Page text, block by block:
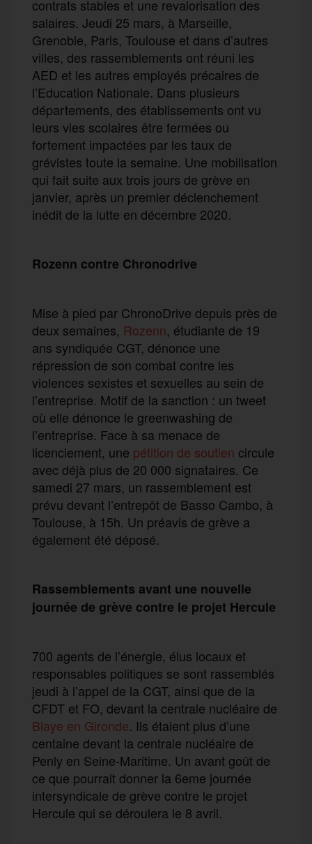
contrats stables et une revalorisation des
salaires. Jeudi 25 mars, à Marseille,
Grenoble, Paris, Toulouse et dans d’autres
villes, des rassemblements ont réuni les
AED et les autres employés précaires de
l’Education Nationale. Dans plusieurs
départements, des établissements ont vu
leurs vies scolaires être fermées ou
fortement impactées par les taux de
grévistes toute la semaine. Une mobilisation
qui fait suite aux trois jours de grève en
janvier, après un premier déclenchement
inédit de la lutte en décembre 2020.
Rozenn contre Chronodrive
Mise à pied par ChronoDrive depuis près de
deux semaines, Rozenn, étudiante de 19
ans syndiquée CGT, dénonce une
répression de son combat contre les
violences sexistes et sexuelles au sein de
l’entreprise. Motif de la sanction : un tweet
où elle dénonce le greenwashing de
l’entreprise. Face à sa menace de
licenciement, une pétition de soutien circule
avec déjà plus de 20 000 signataires. Ce
samedi 27 mars, un rassemblement est
prévu devant l’entrepôt de Basso Cambo, à
Toulouse, à 15h. Un préavis de grève a
également été déposé.
Rassemblements avant une nouvelle
journée de grève contre le projet Hercule
700 agents de l’énergie, élus locaux et
responsables politiques se sont rassemblés
jeudi à l’appel de la CGT, ainsi que de la
CFDT et FO, devant la centrale nucléaire de
Blaye en Gironde. Ils étaient plus d’une
centaine devant la centrale nucléaire de
Penly en Seine-Maritime. Un avant goût de
ce que pourrait donner la 6eme journée
intersyndicale de grève contre le projet
Hercule qui se déroulera le 8 avril.